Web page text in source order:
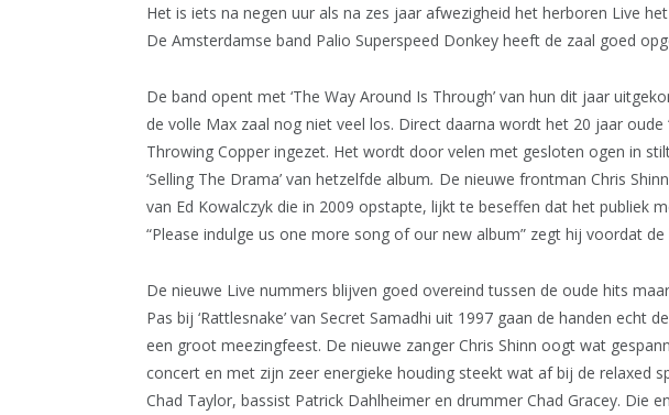
Het is iets na negen uur als na zes jaar afwezigheid het herboren Live
De Amsterdamse band Palio Superspeed Donkey heeft de zaal goed
De band opent met ‘The Way Around Is Through’ van hun dit jaar
de volle Max zaal nog niet veel los. Direct daarna wordt het 20 jaar oude
Throwing Copper ingezet. Het wordt door velen met gesloten ogen in
‘Selling The Drama’ van hetzelfde album. De nieuwe frontman Chris
van Ed Kowalczyk die in 2009 opstapte, lijkt te beseffen dat het publiek
“Please indulge us one more song of our new album” zegt hij voordat de
De nieuwe Live nummers blijven goed overeind tussen de oude hits
Pas bij ‘Rattlesnake’ van Secret Samadhi uit 1997 gaan de handen echt
een groot meezingfeest. De nieuwe zanger Chris Shinn oogt wat
concert en met zijn zeer energieke houding steekt wat af bij de relaxed
Chad Taylor, bassist Patrick Dahlheimer en drummer Chad Gracey. Die